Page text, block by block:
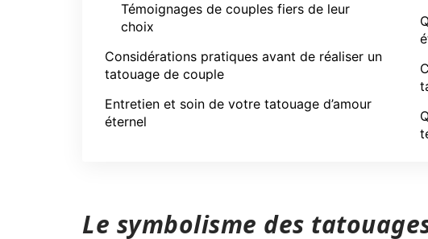
Témoignages de couples fiers de leur
choix
Considérations pratiques avant de réaliser un
tatouage de couple
Entretien et soin de votre tatouage d’amour
éternel
Le symbolisme des